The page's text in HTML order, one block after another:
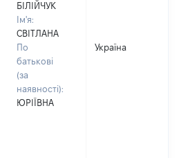
БІЛІЙЧУК
Ім'я:
СВІТЛАНА
По
батькові
(за
наявності):
ЮРІЇВНА
Україна